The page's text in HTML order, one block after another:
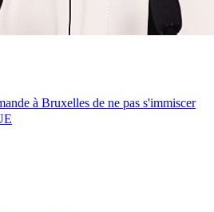
à Bruxelles de ne pas s'immiscer